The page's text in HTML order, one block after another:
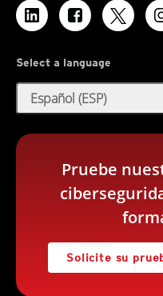
Select a language
Español (ESP)
Pruebe
Solicite su